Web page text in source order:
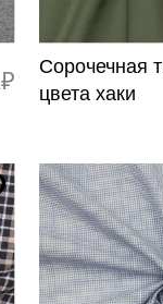
Сорочечная
цвета хаки